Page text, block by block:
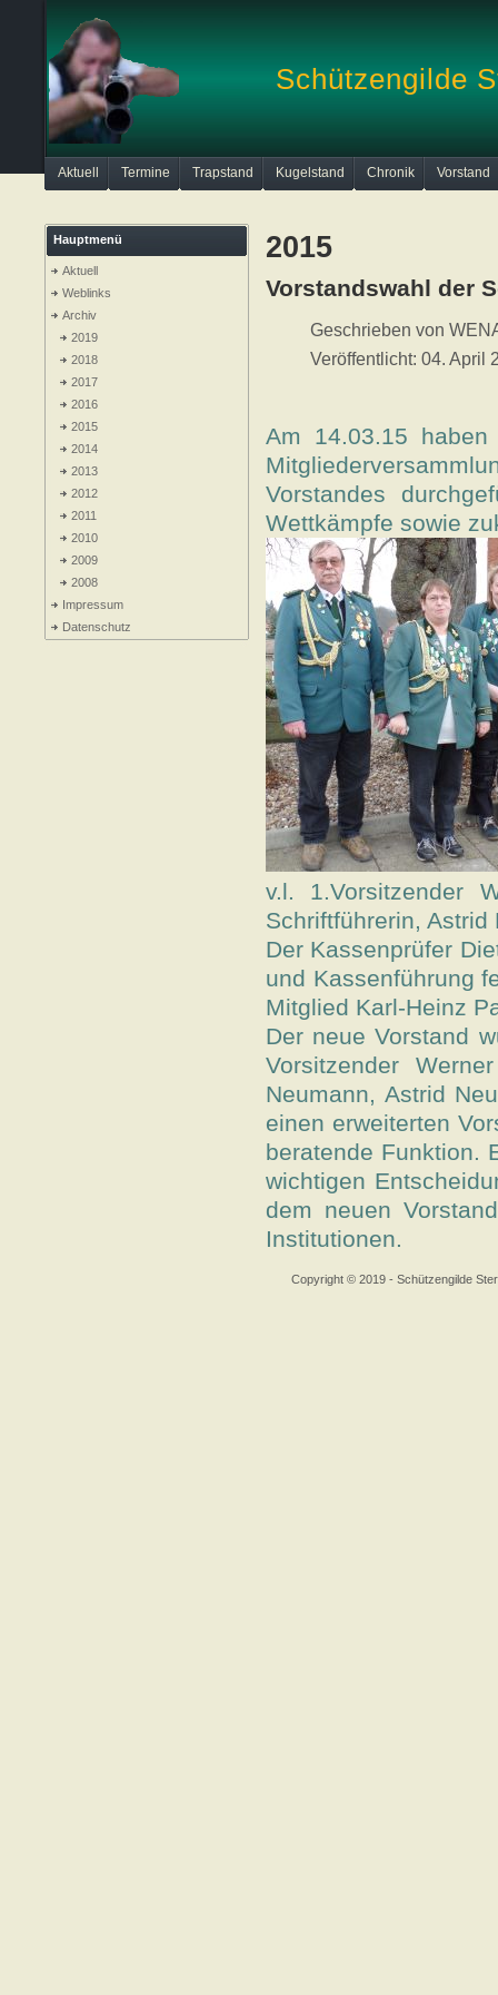
Schützengilde
Aktuell Termine Trapstand Kugelstand Chronik Vorstand
Hauptmenü
Aktuell
Weblinks
Archiv
2019
2018
2017
2016
2015
2014
2013
2012
2011
2010
2009
2008
Impressum
Datenschutz
2015
Vorstandswahl der
Geschrieben von
Veröffentlicht: 04. April
Am 14.03.15
Vorstandes
Wettkämpfe sowie
v.l. 1.Vorsitzender
Schriftführerin,
Der Kassenprüfer
und Kassenführung
Mitglied Karl-Heinz
Der neue Vorstand
Vorsitzender
Neumann, Astrid
einen erweiterten
beratende Funktion.
wichtigen
dem neuen
Institutionen.
Copyright © 2019 - Schützengilde